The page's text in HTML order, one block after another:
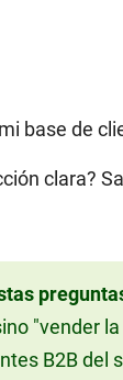
base de
clara?
"vender
B2B del